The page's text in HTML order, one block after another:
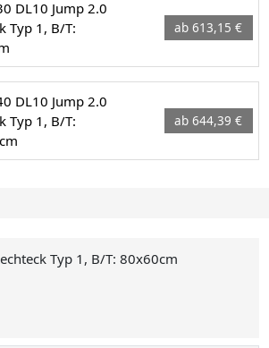
DL10 Jump 2.0
Typ 1, B/T:
ab 613,15 €
DL10 Jump 2.0
Typ 1, B/T:
ab 644,39 €
Typ 1, B/T: 80x60cm